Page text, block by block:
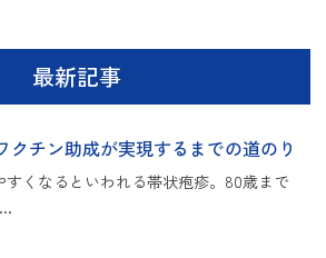
最新記事
クチン助成が実現するまでの道のり
すくなるといわれる帯状疱疹。80歳まで